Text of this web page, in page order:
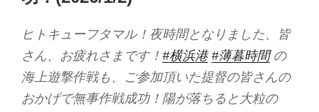
ヒトキューフタマル！夜時間となりました、皆
さん、お疲れさまです！ #横浜港 #薄暮時間の
海上遊撃作戦も、ご参加頂いた提督の皆さんの
おかげで無事作戦成功！陽が落ちると大粒の